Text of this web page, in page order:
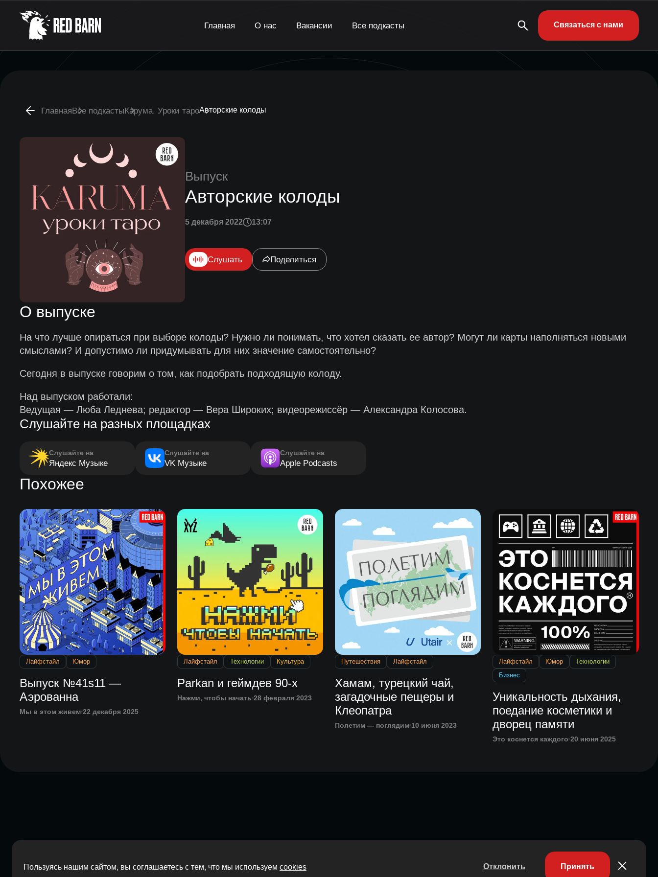
Главная О нас Вакансии Все подкасты Связаться с нами
ГлавнаяВсе подкастыКарума. Уроки тароАвторские колоды
Выпуск
Авторские колоды
5 декабря 2022 13:07
Слушать Поделиться
О выпуске
На что лучше опираться при выборе колоды? Нужно ли понимать, что хотел сказать ее автор? Могут ли карты наполняться новыми
смыслами? И допустимо ли придумывать для них значение самостоятельно?
Сегодня в выпуске говорим о том, как подобрать подходящую колоду.
Над выпуском работали:
Ведущая — Люба Леднева; редактор — Вера Широких; видеорежиссёр — Александра Колосова.
Слушайте на разных площадках
Слушайте на
Яндекс Музыке
Слушайте на
VK Музыке
Слушайте на
Apple Podcasts
Похожее
Лайфстайл Юмор
Выпуск №41s11 —
Аэрованна
Мы в этом живем 22 декабря 2025
Лайфстайл Технологии Культура
Parkan и геймдев 90-х
Нажми, чтобы начать 28 февраля 2023
Путешествия Лайфстайл
Хамам, турецкий чай,
загадочные пещеры и
Клеопатра
Полетим — поглядим 10 июня 2023
Лайфстайл Юмор
Технологии
Бизнес
Уникальность дыхания,
поедание косметики и
дворец памяти
Это коснется каждого 20 июня 2025
Главная
Пользуясь нашим сайтом, вы соглашаетесь с тем, что мы используем cookies Отклонить Принять